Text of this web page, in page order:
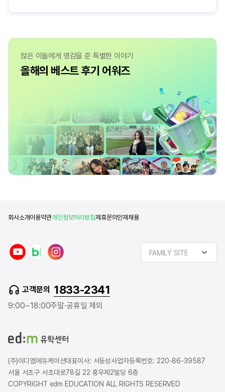
많은 이들에게 영감을 준 특별한 이야기
올해의 베스트 후기 어워즈
회사소개이용약관개인정보처리방침제휴문의 인재채용
u
n
a
r
l
a
FAMILY SITE
고객문의 1833-2341
9:00~18:00주말·공휴일 제외
(주)이디엠에듀케이션대표이사: 서동성사업자등록번호: 220-86-39587
서울 서초구 서초대로78길 22 홍우제2빌딩 6층
COPYRIGHT edm EDUCATION ALL RIGHTS RESERVED